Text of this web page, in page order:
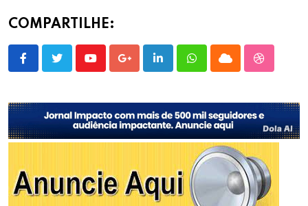
COMPARTILHE:
YoutubeGoogle+LinkedInWhatsappCloud